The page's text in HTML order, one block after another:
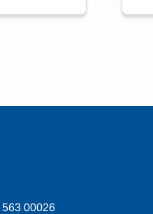
00026